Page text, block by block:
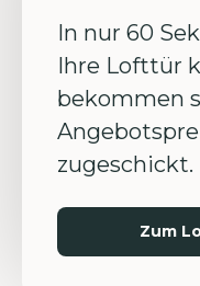
In nur 60
Ihre Lofttür
bekommen
zugeschickt.
Zum